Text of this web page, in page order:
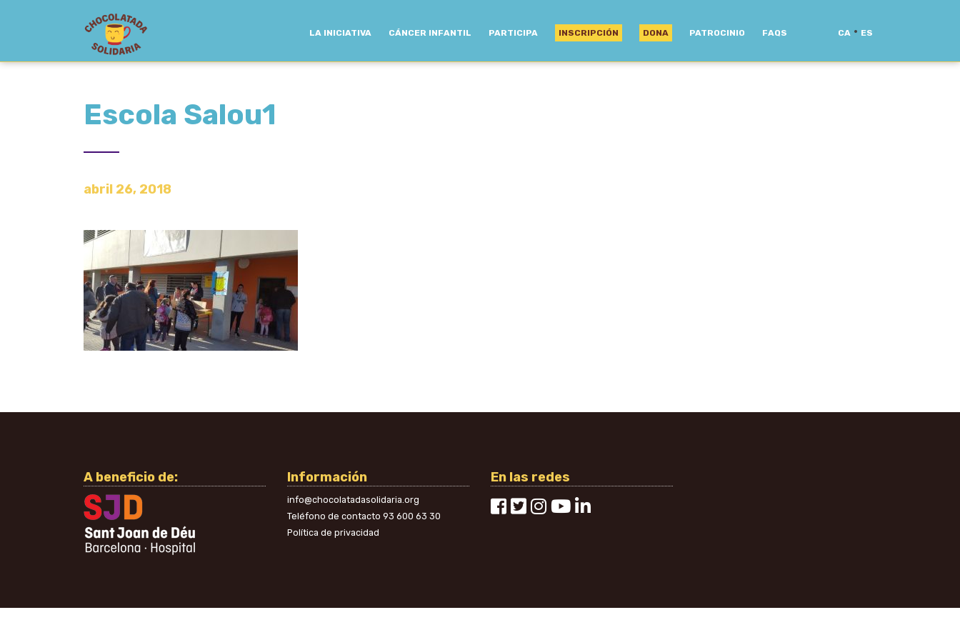
LA INICIATIVA CÁNCER INFANTIL PARTICIPA INSCRIPCIÓN DONA PATROCINIO FAQS CA · ES
Escola Salou1
abril 26, 2018
A beneficio de: Información
info@chocolatadasolidaria.org
Teléfono de contacto 93 600 63 30
Política de privacidad
En las redes